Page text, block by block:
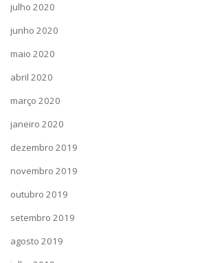
julho 2020
junho 2020
maio 2020
abril 2020
março 2020
janeiro 2020
dezembro 2019
novembro 2019
outubro 2019
setembro 2019
agosto 2019